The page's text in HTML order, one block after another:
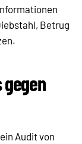
Betrug
Audit von